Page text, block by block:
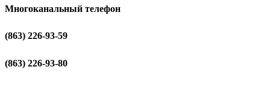
Многоканальный телефон
(863) 226-93-59
(863) 226-93-80